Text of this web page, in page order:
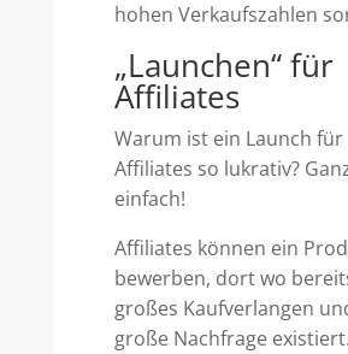
hohen Verkaufszahlen
„Launchen“ für
Affiliates
Warum ist ein Launch für
Affiliates so lukrativ?
einfach!
Affiliates können ein
bewerben, dort wo
großes Kaufverlangen
große Nachfrage